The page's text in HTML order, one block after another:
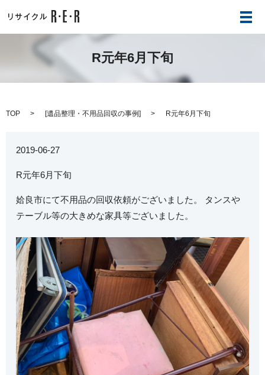
メ
R元年6月下旬
TOP [遺品整理・不用品回収の事例] R元年6月下旬
2019-06-27
R元年6月下旬
姶良市にて不用品の回収依頼がございました。
タンスや
テーブル等の大きめな家具等ございました。